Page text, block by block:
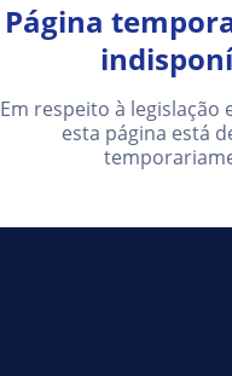
Página
Em respeito à legislação
esta página está